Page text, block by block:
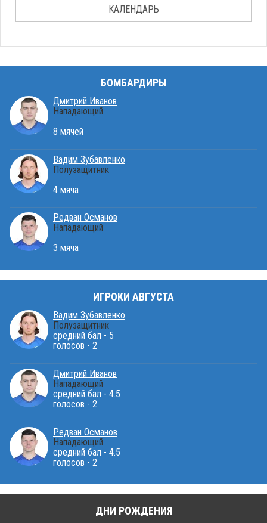
КАЛЕНДАРЬ
БОМБАРДИРЫ
Дмитрий Иванов
Нападающий
8 мячей
Вадим Зубавленко
Полузащитник
4 мяча
Редван Османов
Нападающий
3 мяча
ИГРОКИ АВГУСТА
Вадим Зубавленко
Полузащитник
средний бал - 5
голосов - 2
Дмитрий Иванов
Нападающий
средний бал - 4.5
голосов - 2
Редван Османов
Нападающий
средний бал - 4.5
голосов - 2
ДНИ РОЖДЕНИЯ